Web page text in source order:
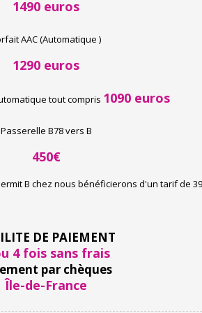
1490 euros
AAC (Automatique )
1290 euros
tout compris 1090 euros
Passerelle B78 vers B
450€
B chez nous bénéficierons d'un tarif de
DE PAIEMENT
4 fois sans frais
par chèques
Île-de-France